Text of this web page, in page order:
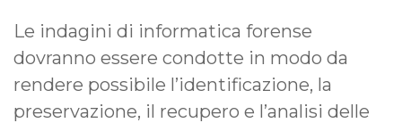
Le indagini di informatica forense
dovranno essere condotte in modo da
rendere possibile l’identificazione, la
preservazione, il recupero e l’analisi delle